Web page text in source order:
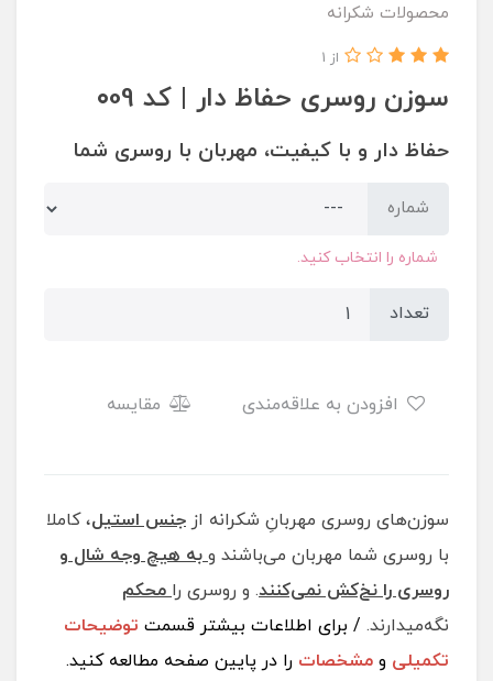
محصولات شکرانه
سوزن روسری حفاظ دار | کد ۰09
از 1
حفاظ دار و با کیفیت، مهربان با روسری شما
شماره
شماره را انتخاب کنید.
تعداد
مقایسه
​​​​سوزن‌های روسری مهربانِ شکرانه از جنس استیل، کاملا
با روسری شما مهربان می‌باشند وبه هیچ وجه شال و
روسری را نخ‌کش نمی‌کنند. و روسری رامحکم
نگه‌میدارند. / برای اطلاعات بیشتر قسمت توضیحات
تکمیلی و مشخصات را در پایین صفحه مطالعه کنید.